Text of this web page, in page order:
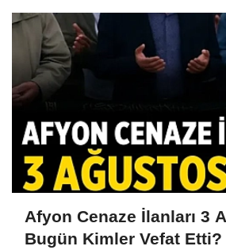
Afyon Cenaze İlanları 3
Bugün Kimler Vefat Etti?